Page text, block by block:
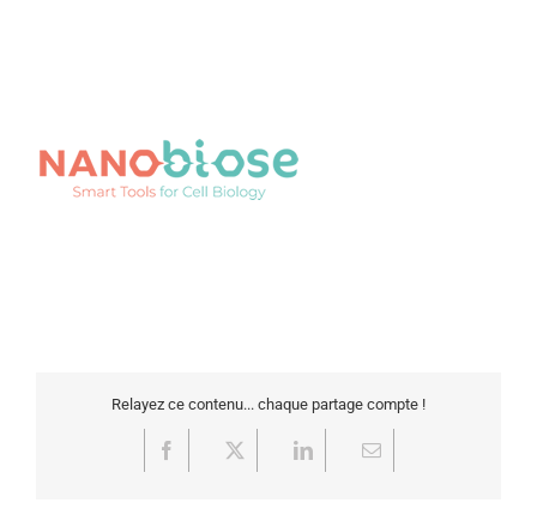
Relayez ce contenu... chaque partage compte !
Facebook LinkedInEmail